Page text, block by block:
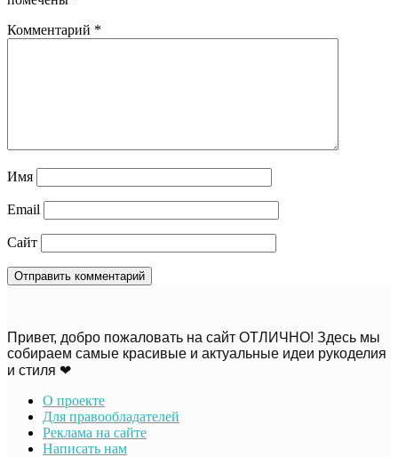
Комментарий *
Имя
Email
Сайт
Привет, добро пожаловать на сайт ОТЛИЧНО! Здесь мы
собираем самые красивые и актуальные идеи рукоделия
и стиля ❤
О проекте
Для правообладателей
Реклама на сайте
Написать нам